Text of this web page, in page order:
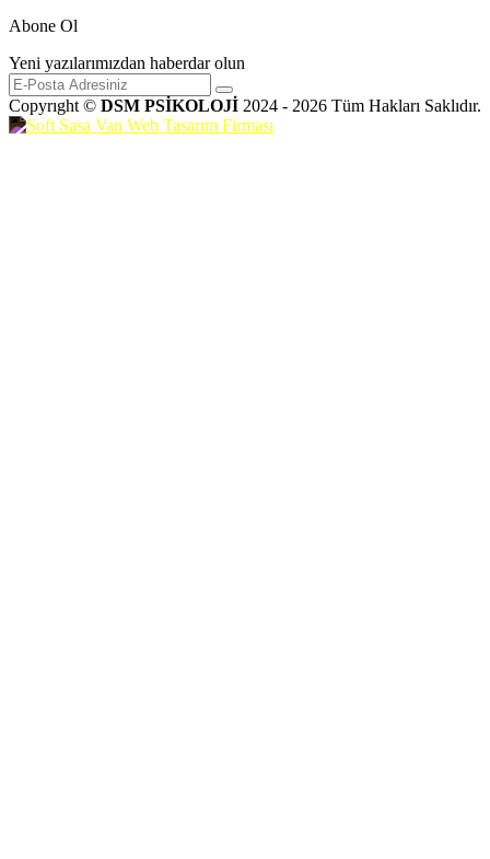
Abone Ol
Yeni yazılarımızdan haberdar olun
Copyrıght © DSM PSİKOLOJİ 2024 - 2026 Tüm Hakları Saklıdır.